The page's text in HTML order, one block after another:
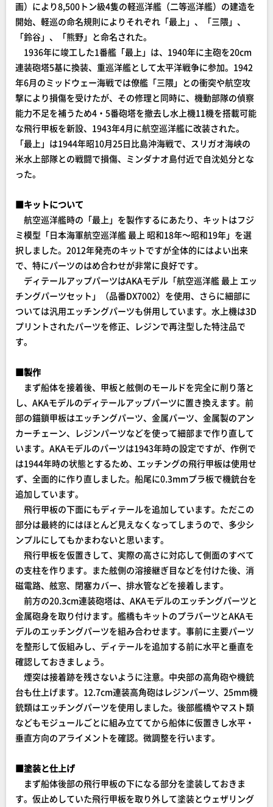
画）により8,500トン級4隻の軽巡洋艦（二等巡洋艦）の建造を
開始、軽巡の命名規則によりそれぞれ「最上」、「三隈」、
「鈴谷」、「熊野」と命名された。
1936年に竣工した1番艦「最上」は、1940年に主砲を20cm
連装砲塔5基に換装、重巡洋艦として太平洋戦争に参加。1942
年6月のミッドウェー海戦では僚艦「三隈」との衝突や航空攻
撃により損傷を受けたが、その修理と同時に、機動部隊の偵察
能力不足を補うため4・5番砲塔を撤去し水上機11機を搭載可能
な飛行甲板を新設、1943年4月に航空巡洋艦に改装された。
「最上」は1944年昭10月25日比島沖海戦で、スリガオ海峡の
米水上部隊との戦闘で損傷、ミンダナオ島付近で自沈処分とな
った。
■キットについて
航空巡洋艦時の「最上」を製作するにあたり、キットはフジ
ミ模型「日本海軍航空巡洋艦 最上 昭和18年～昭和19年」を選
択しました。2012年発売のキットですが全体的にはよい出来
で、特にパーツのはめ合わせが非常に良好です。
ディテールアップパーツはAKAモデル「航空巡洋艦 最上 エッ
チングパーツセット」（品番DX7002）を使用、さらに細部に
ついては汎用エッチングパーツも併用しています。水上機は3D
プリントされたパーツを修正、レジンで再注型した特注品で
す。
■製作
まず船体を接着後、甲板と舷側のモールドを完全に削り落と
し、AKAモデルのディテールアップパーツに置き換えます。前
部の錨鎖甲板はエッチングパーツ、金属パーツ、金属製のアン
カーチェーン、レジンパーツなどを使って細部まで作り直して
います。AKAモデルのパーツは1943年時の設定ですが、作例で
は1944年時の状態とするため、エッチングの飛行甲板は使用せ
ず、全面的に作り直しました。船尾に0.3mmプラ板で機銃台を
追加しています。
飛行甲板の下面にもディテールを追加しています。ただこの
部分は最終的にはほとんど見えなくなってしまうので、多少シ
ンプルにしてもかまわないと思います。
飛行甲板を仮置きして、実際の高さに対応して側面のすべて
の支柱を作ります。また舷側の溶接継ぎ目などを付けた後、消
磁電路、舷窓、閉塞カバー、排水管などを接着します。
前方の20.3cm連装砲塔は、AKAモデルのエッチングパーツと
金属砲身を取り付けます。艦橋もキットのプラパーツとAKAモ
デルのエッチングパーツを組み合わせます。事前に主要パーツ
を整形して仮組みし、ディテールを追加する前に水平と垂直を
確認しておきましょう。
煙突は接着跡を残さないように注意。中央部の高角砲や機銃
台も仕上げます。12.7cm連装高角砲はレジンパーツ、25mm機
銃類はエッチングパーツを使用しました。後部艦橋やマスト類
などもモジュールごとに組み立ててから船体に仮置きし水平・
垂直方向のアライメントを確認。微調整を行います。
■塗装と仕上げ
まず船体後部の飛行甲板の下になる部分を塗装しておきま
す。仮止めしていた飛行甲板を取り外して塗装とウェザリング